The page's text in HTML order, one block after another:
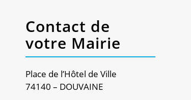
Contact de
votre Mairie
Place de l’Hôtel de Ville
74140 – DOUVAINE